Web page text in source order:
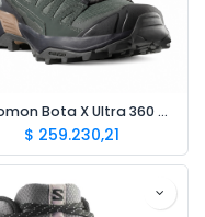
Salomon Bota X Ultra 360 GTX W Gris
$ 259.230,21